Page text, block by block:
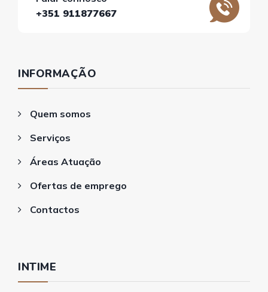
+351 911877667
INFORMAÇÃO
Quem somos
Serviços
Áreas Atuação
Ofertas de emprego
Contactos
INTIME